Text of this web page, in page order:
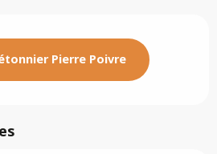
Pierre Poivre